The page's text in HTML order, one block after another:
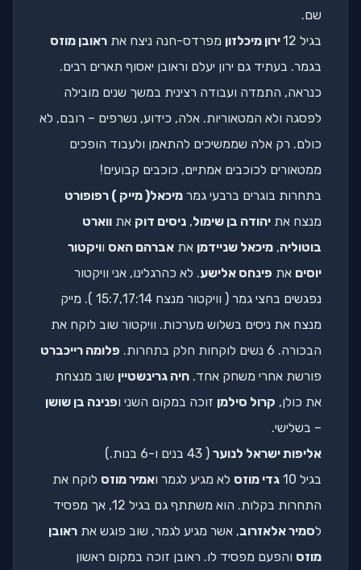
שם.
בגיל 12
ירון מיכלזון מפרדס-חנה ניצח את ראובן מוזס
בגמר. בעתיד גם ירון יעלם וראובן יאסוף תארים רבים.
כנראה, התמדה ועבודה רצינית במשך שנים מובילה
לפסגה ולא המטאוריות. אלה, כידוע, נשרפים – רובם, לא
כולם. רק אלה שממשיכים להתאמן ולעבוד הופכים
ממטאורים לכוכבים אמתיים, כוכבים קבועים!
בתחרות בוגרים ברבעי גמר מיכאל( מייק ) רפופורט
מנצח את יהודה בן שימול, ניסים דוק את ווארט
בוטוליה, מיכאל שניידמן את אברהם האס וויקטור
יוסים את פינחס אלישע. לא כהרגלינו, אני וויקטור
נפגשים בחצי גמר ( וויקטור מנצח 15:7,17:14 ). מייק
מנצח את ניסים בשלוש מערכות. וויקטור שוב לוקח את
הבכורה. 6 נשים לוקחות חלק בתחרות.
פלומה רייכברט
פורשת אחרי משחק אחד. חיה גרינשטיין שוב מנצחת
את כולן, קרול סילמן זוכה במקום השני ופנינה בן שושן
– בשלישי.
אליפות ישראל לנוער ( 43 בנים ו-6 בנות.)
בגיל 10
גדי מוזס לא מגיע לגמר ואמיר מוזס לוקח את
התחרות בקלות. הוא משתתף גם בגיל 12, אך מפסיד
לסמיר אלאזרוב, אשר מגיע לגמר, שוב פוגש את ראובן
מוזס והפעם מפסיד לו. ראובן זוכה במקום ראשון